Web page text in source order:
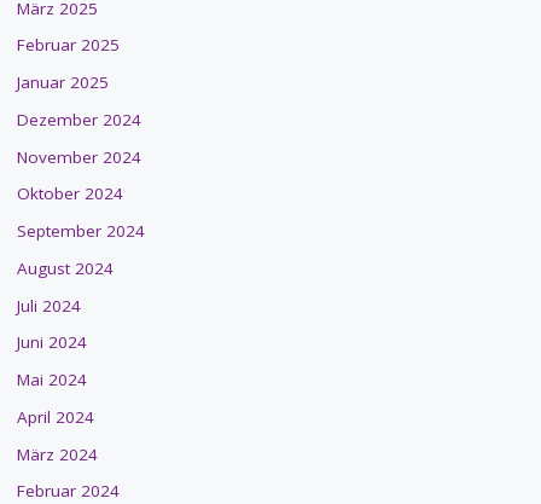
März 2025
Februar 2025
Januar 2025
Dezember 2024
November 2024
Oktober 2024
September 2024
August 2024
Juli 2024
Juni 2024
Mai 2024
April 2024
März 2024
Februar 2024